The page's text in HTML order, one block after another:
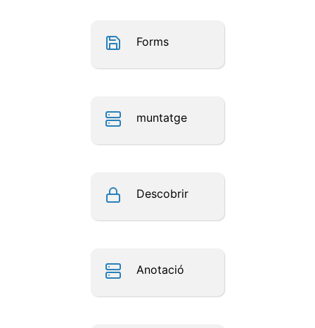
Forms
muntatge
Descobrir
Anotació